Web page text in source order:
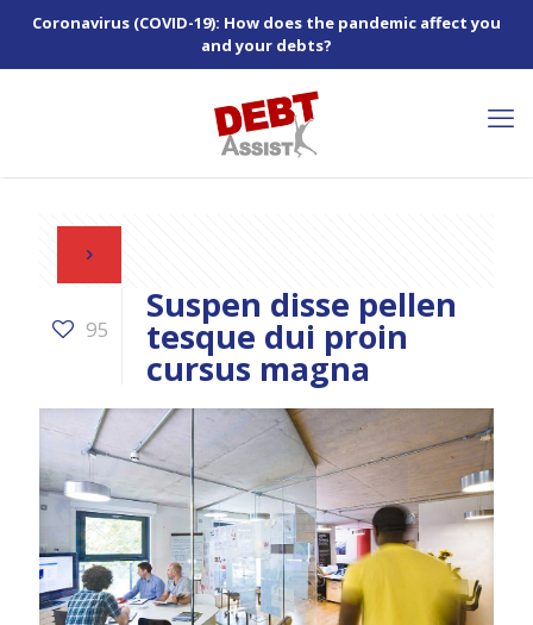
Coronavirus (COVID-19): How does the pandemic affect you
and your debts?
95
Suspen disse pellen
tesque dui proin
cursus magna